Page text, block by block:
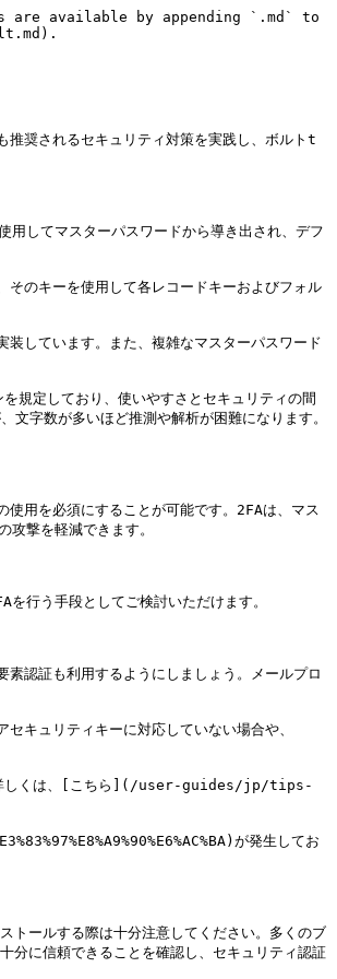
are available by appending `.md` to
推奨されるセキュリティ対策を実践し、ボルトt
してマスターパスワードから導き出され、デフ
のキーを使用して各レコードキーおよびフォル
しています。また、複雑なマスターパスワード
ており、使いやすさとセキュリティの間
字数が多いほど推測や解析が困難になります。
用を必須にすることが可能です。2FAは、マス
撃を軽減できます。
行う手段としてご検討いただけます。
認証も利用するようにしましょう。メールプロ
キュリティキーに対応していない場合や、
いて詳しくは、[こちら](/user-guides/jp/tips-
が発生してお
トールする際は十分注意してください。多くのブ
分に信頼できることを確認し、セキュリティ認証